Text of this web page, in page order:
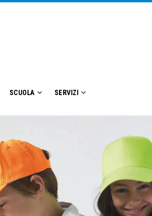
SCUOLA SERVIZI